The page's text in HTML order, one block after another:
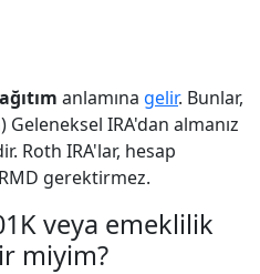
anlamına gelir. Bunlar,
IRA'dan almanız
Roth IRA'lar, hesap
gerektirmez.
veya emeklilik
miyim?